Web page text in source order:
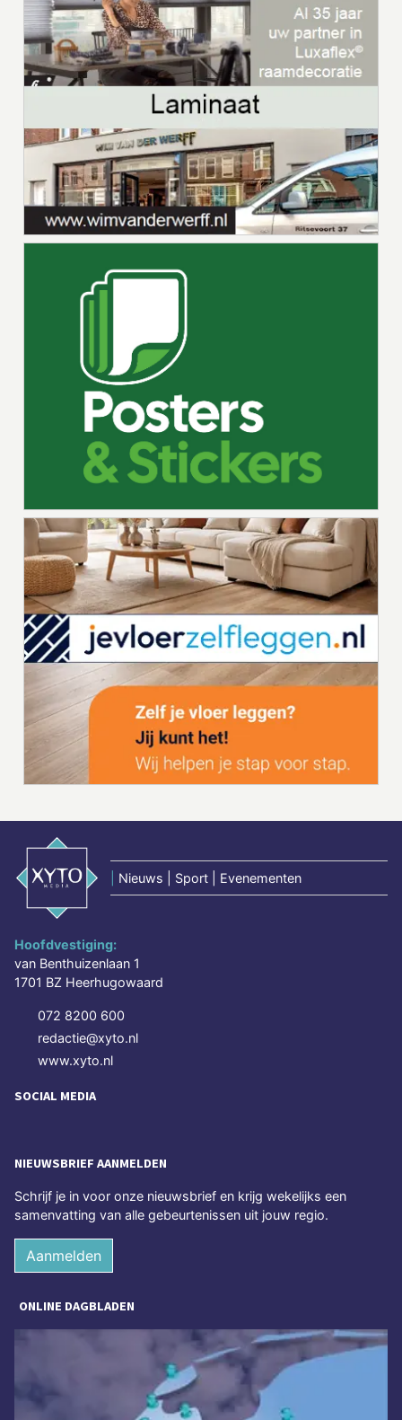
Nieuws | Sport | Evenementen
Hoofdvestiging:
van Benthuizenlaan 1
1701 BZ Heerhugowaard
072 8200 600
redactie@xyto.nl
www.xyto.nl
SOCIAL MEDIA
NIEUWSBRIEF AANMELDEN
Schrijf je in voor onze nieuwsbrief en krijg wekelijks een
samenvatting van alle gebeurtenissen uit jouw regio.
Aanmelden
ONLINE DAGBLADEN